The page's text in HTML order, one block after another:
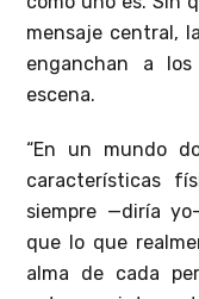
mensaje central,
enganchan a
escena.
“En un mundo
características
siempre —diría
que lo que
alma de cada